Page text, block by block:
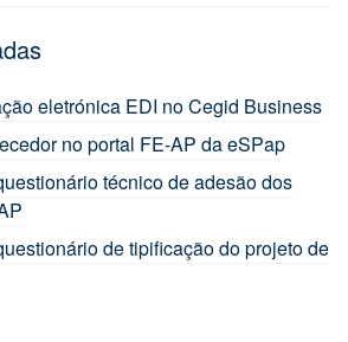
eletrónica EDI no Cegid Business
no portal FE-AP da eSPap
técnico de adesão dos
de tipificação do projeto de